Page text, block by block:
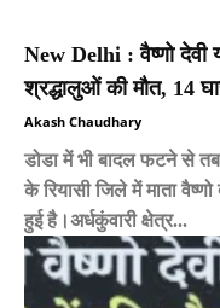
New Delhi : वैष्णो देवी
श्रद्धालुओं की मौत, 14
Akash Chaudhary
डोडा में भी बादल फटने से
के रियासी जिले में माता
हुई है।अर्धकुंवारी क्षेत्र...